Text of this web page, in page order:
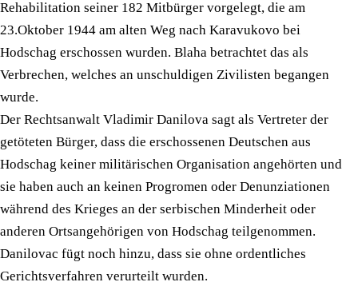
Rehabilitation seiner 182 Mitbürger vorgelegt, die am
23.Oktober 1944 am alten Weg nach Karavukovo bei
Hodschag erschossen wurden. Blaha betrachtet das als
Verbrechen, welches an unschuldigen Zivilisten begangen
wurde.
Der Rechtsanwalt Vladimir Danilova sagt als Vertreter der
getöteten Bürger, dass die erschossenen Deutschen aus
Hodschag keiner militärischen Organisation angehörten und
sie haben auch an keinen Progromen oder Denunziationen
während des Krieges an der serbischen Minderheit oder
anderen Ortsangehörigen von Hodschag teilgenommen.
Danilovac fügt noch hinzu, dass sie ohne ordentliches
Gerichtsverfahren verurteilt wurden.